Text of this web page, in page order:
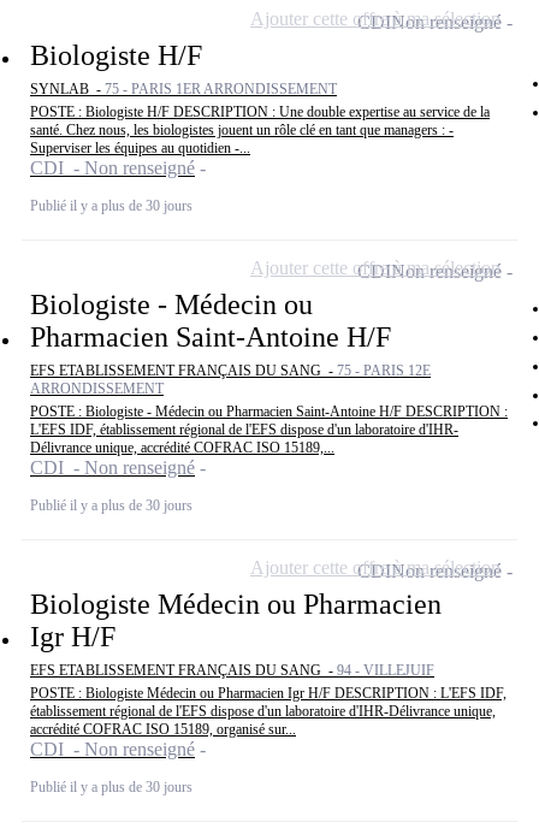
Biologiste H/F
SYNLAB - 75 - PARIS 1ER ARRONDISSEMENT
POSTE : Biologiste H/F DESCRIPTION : Une double expertise au service de la
santé. Chez nous, les biologistes jouent un rôle clé en tant que managers : -
Superviser les équipes au quotidien -...
CDI - Non renseigné
Publié il y a plus de 30 jours
CDINon renseigné
Ajouter cette offre à ma sélection
Biologiste - Médecin ou
Pharmacien Saint-Antoine H/F
EFS ETABLISSEMENT FRANÇAIS DU SANG - 75 - PARIS 12E
ARRONDISSEMENT
POSTE : Biologiste - Médecin ou Pharmacien Saint-Antoine H/F DESCRIPTION :
L'EFS IDF, établissement régional de l'EFS dispose d'un laboratoire d'IHR-
Délivrance unique, accrédité COFRAC ISO 15189,...
CDI - Non renseigné
Publié il y a plus de 30 jours
CDINon renseigné
Ajouter cette offre à ma sélection
Biologiste Médecin ou Pharmacien
Igr H/F
EFS ETABLISSEMENT FRANÇAIS DU SANG - 94 - VILLEJUIF
POSTE : Biologiste Médecin ou Pharmacien Igr H/F DESCRIPTION : L'EFS IDF,
établissement régional de l'EFS dispose d'un laboratoire d'IHR-Délivrance unique,
accrédité COFRAC ISO 15189, organisé sur...
CDI - Non renseigné
Publié il y a plus de 30 jours
CDINon renseigné
Ajouter cette offre à ma sélection